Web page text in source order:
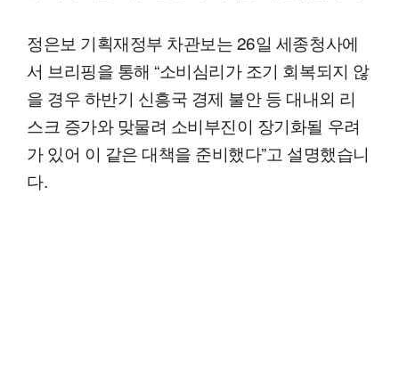
정은보 기획재정부 차관보는 26일 세종청사에
서 브리핑을 통해 “소비심리가 조기 회복되지 않
을 경우 하반기 신흥국 경제 불안 등 대내외 리
스크 증가와 맞물려 소비부진이 장기화될 우려
가 있어 이 같은 대책을 준비했다”고 설명했습니
다.